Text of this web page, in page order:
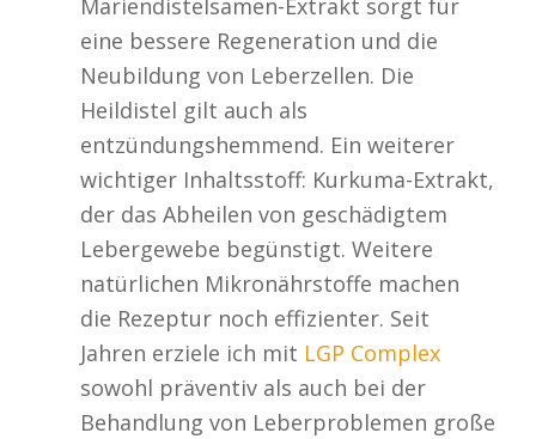
Mariendistelsamen-Extrakt sorgt für
eine bessere Regeneration und die
Neubildung von Leberzellen. Die
Heildistel gilt auch als
entzündungshemmend. Ein weiterer
wichtiger Inhaltsstoff: Kurkuma-Extrakt,
der das Abheilen von geschädigtem
Lebergewebe begünstigt. Weitere
natürlichen Mikronährstoffe machen
die Rezeptur noch effizienter. Seit
Jahren erziele ich mit LGP Complex
sowohl präventiv als auch bei der
Behandlung von Leberproblemen große